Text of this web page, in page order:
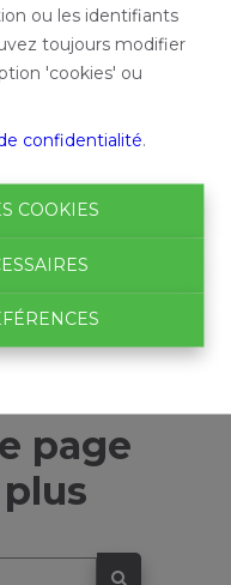
ou les identifiants
toujours modifier
'cookies' ou
confidentialité.
COOKIES
page